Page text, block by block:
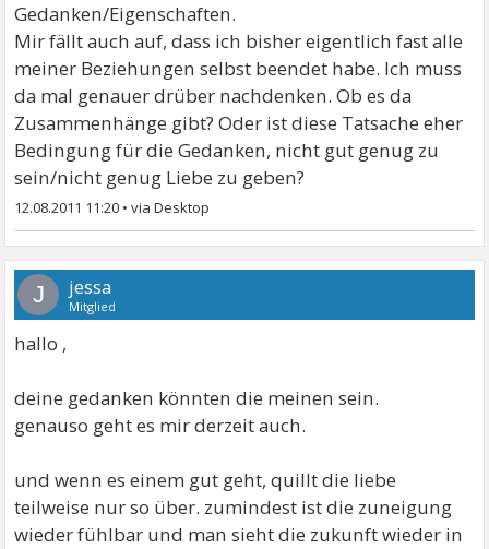
Gedanken/Eigenschaften.
Mir fällt auch auf, dass ich bisher eigentlich fast alle
meiner Beziehungen selbst beendet habe. Ich muss
da mal genauer drüber nachdenken. Ob es da
Zusammenhänge gibt? Oder ist diese Tatsache eher
Bedingung für die Gedanken, nicht gut genug zu
sein/nicht genug Liebe zu geben?
12.08.2011 11:20 •
J jessa
Mitglied
hallo ,
deine gedanken könnten die meinen sein.
genauso geht es mir derzeit auch.
und wenn es einem gut geht, quillt die liebe
teilweise nur so über. zumindest ist die zuneigung
wieder fühlbar und man sieht die zukunft wieder in